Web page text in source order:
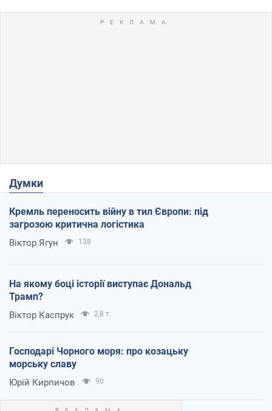
Думки
Кремль переносить війну в тил Європи: під
загрозою критична логістика
Віктор Ягун 138
На якому боці історії виступає Дональд
Трамп?
Віктор Каспрук 2,8 т.
Господарі Чорного моря: про козацьку
морську славу
Юрій Кирпичов 90